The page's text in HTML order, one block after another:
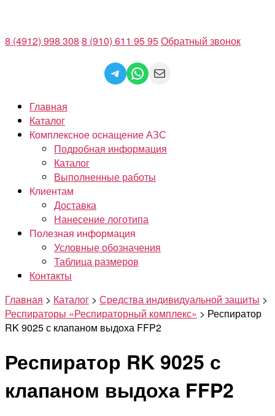
содержимому
8 (4912) 998 308 8 (910) 611 95 95Обратный звонок
Telegram
WhatsApp
Mail
Главная
Каталог
Комплексное оснащение АЗС
Подробная информация
Каталог
Выполненные работы
Клиентам
Доставка
Нанесение логотипа
Полезная информация
Условные обозначения
Таблица размеров
Контакты
Главная > Каталог > Средства индивидуальной защиты >
Респираторы «Респираторный комплекс» > Респиратор
RK 9025 с клапаном выдоха FFP2
Респиратор RK 9025 с
клапаном выдоха FFP2